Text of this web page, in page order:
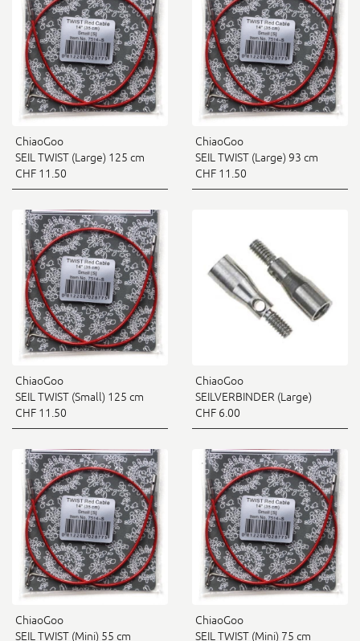
ChiaoGoo
SEIL TWIST (Large) 125 cm
CHF 11.50
ChiaoGoo
SEIL TWIST (Large) 93 cm
CHF 11.50
ChiaoGoo
SEIL TWIST (Small) 125 cm
CHF 11.50
ChiaoGoo
SEILVERBINDER (Large)
CHF 6.00
ChiaoGoo
SEIL TWIST (Mini) 55 cm
ChiaoGoo
SEIL TWIST (Mini) 75 cm